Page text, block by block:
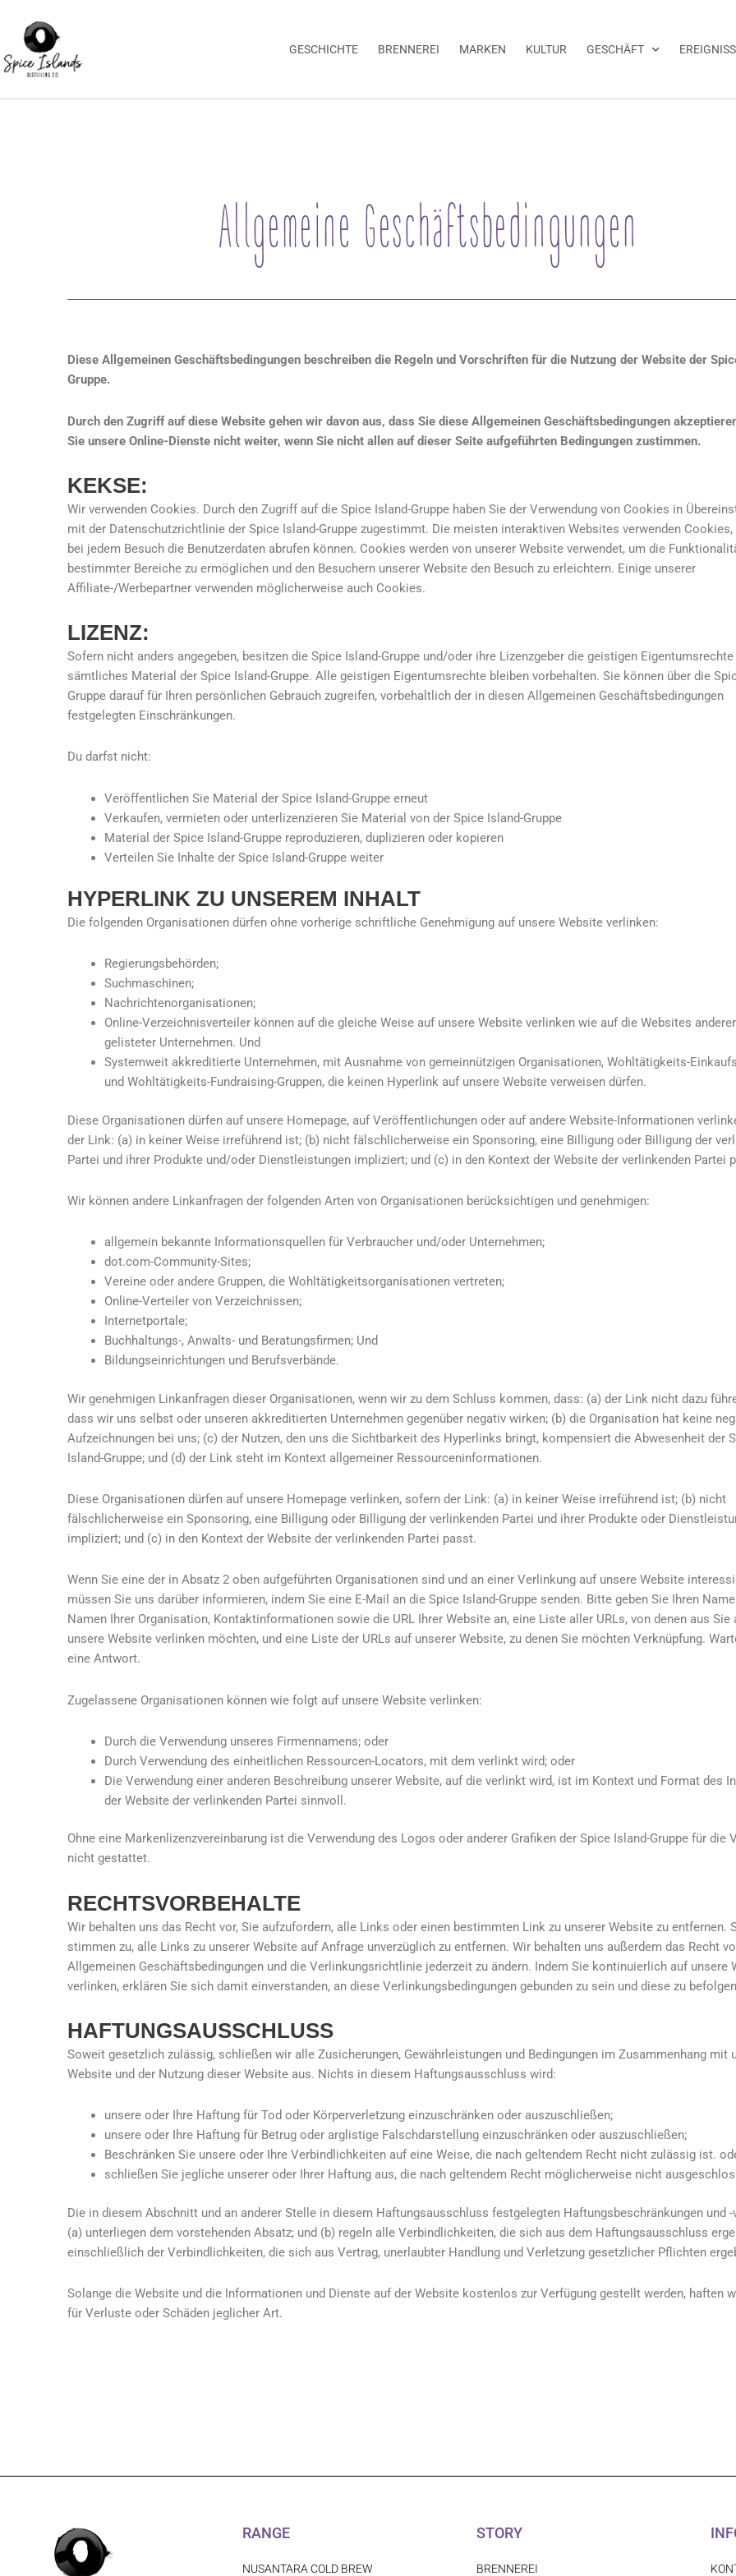
Inhalt
springen
GESCHICHTE BRENNEREI MARKEN KULTUR GESCHÄFT
Allgemeine Geschäftsbedingungen
Diese Allgemeinen Geschäftsbedingungen beschreiben die Regeln und Vorschriften für die Nutzung der Website der
Gruppe.
Durch den Zugriff auf diese Website gehen wir davon aus, dass Sie diese Allgemeinen Geschäftsbedingungen
Sie unsere Online-Dienste nicht weiter, wenn Sie nicht allen auf dieser Seite aufgeführten Bedingungen zustimmen.
KEKSE:
Wir verwenden Cookies. Durch den Zugriff auf die Spice Island-Gruppe haben Sie der Verwendung von Cookies in
mit der Datenschutzrichtlinie der Spice Island-Gruppe zugestimmt. Die meisten interaktiven Websites verwenden
bei jedem Besuch die Benutzerdaten abrufen können. Cookies werden von unserer Website verwendet, um die
bestimmter Bereiche zu ermöglichen und den Besuchern unserer Website den Besuch zu erleichtern. Einige unserer
Affiliate-/Werbepartner verwenden möglicherweise auch Cookies.
LIZENZ:
Sofern nicht anders angegeben, besitzen die Spice Island-Gruppe und/oder ihre Lizenzgeber die geistigen
sämtliches Material der Spice Island-Gruppe. Alle geistigen Eigentumsrechte bleiben vorbehalten. Sie können über die
Gruppe darauf für Ihren persönlichen Gebrauch zugreifen, vorbehaltlich der in diesen Allgemeinen Geschäftsbedingungen
festgelegten Einschränkungen.
Du darfst nicht:
Veröffentlichen Sie Material der Spice Island-Gruppe erneut
Verkaufen, vermieten oder unterlizenzieren Sie Material von der Spice Island-Gruppe
Material der Spice Island-Gruppe reproduzieren, duplizieren oder kopieren
Verteilen Sie Inhalte der Spice Island-Gruppe weiter
HYPERLINK ZU UNSEREM INHALT
Die folgenden Organisationen dürfen ohne vorherige schriftliche Genehmigung auf unsere Website verlinken:
Regierungsbehörden;
Suchmaschinen;
Nachrichtenorganisationen;
Online-Verzeichnisverteiler können auf die gleiche Weise auf unsere Website verlinken wie auf die Websites anderer
gelisteter Unternehmen. Und
Systemweit akkreditierte Unternehmen, mit Ausnahme von gemeinnützigen Organisationen, Wohltätigkeits-
und Wohltätigkeits-Fundraising-Gruppen, die keinen Hyperlink auf unsere Website verweisen dürfen.
Diese Organisationen dürfen auf unsere Homepage, auf Veröffentlichungen oder auf andere Website-Informationen
der Link: (a) in keiner Weise irreführend ist; (b) nicht fälschlicherweise ein Sponsoring, eine Billigung oder Billigung der
Partei und ihrer Produkte und/oder Dienstleistungen impliziert; und (c) in den Kontext der Website der verlinkenden Partei
Wir können andere Linkanfragen der folgenden Arten von Organisationen berücksichtigen und genehmigen:
allgemein bekannte Informationsquellen für Verbraucher und/oder Unternehmen;
dot.com-Community-Sites;
Vereine oder andere Gruppen, die Wohltätigkeitsorganisationen vertreten;
Online-Verteiler von Verzeichnissen;
Internetportale;
Buchhaltungs-, Anwalts- und Beratungsfirmen; Und
Bildungseinrichtungen und Berufsverbände.
Wir genehmigen Linkanfragen dieser Organisationen, wenn wir zu dem Schluss kommen, dass: (a) der Link nicht dazu
dass wir uns selbst oder unseren akkreditierten Unternehmen gegenüber negativ wirken; (b) die Organisation hat keine
Aufzeichnungen bei uns; (c) der Nutzen, den uns die Sichtbarkeit des Hyperlinks bringt, kompensiert die Abwesenheit der
Island-Gruppe; und (d) der Link steht im Kontext allgemeiner Ressourceninformationen.
Diese Organisationen dürfen auf unsere Homepage verlinken, sofern der Link: (a) in keiner Weise irreführend ist; (b) nicht
fälschlicherweise ein Sponsoring, eine Billigung oder Billigung der verlinkenden Partei und ihrer Produkte oder
impliziert; und (c) in den Kontext der Website der verlinkenden Partei passt.
Wenn Sie eine der in Absatz 2 oben aufgeführten Organisationen sind und an einer Verlinkung auf unsere Website
müssen Sie uns darüber informieren, indem Sie eine E-Mail an die Spice Island-Gruppe senden. Bitte geben Sie Ihren
Namen Ihrer Organisation, Kontaktinformationen sowie die URL Ihrer Website an, eine Liste aller URLs, von denen aus Sie
unsere Website verlinken möchten, und eine Liste der URLs auf unserer Website, zu denen Sie möchten Verknüpfung.
eine Antwort.
Zugelassene Organisationen können wie folgt auf unsere Website verlinken:
Durch die Verwendung unseres Firmennamens; oder
Durch Verwendung des einheitlichen Ressourcen-Locators, mit dem verlinkt wird; oder
Die Verwendung einer anderen Beschreibung unserer Website, auf die verlinkt wird, ist im Kontext und Format des
der Website der verlinkenden Partei sinnvoll.
Ohne eine Markenlizenzvereinbarung ist die Verwendung des Logos oder anderer Grafiken der Spice Island-Gruppe für die
nicht gestattet.
RECHTSVORBEHALTE
Wir behalten uns das Recht vor, Sie aufzufordern, alle Links oder einen bestimmten Link zu unserer Website zu entfernen.
stimmen zu, alle Links zu unserer Website auf Anfrage unverzüglich zu entfernen. Wir behalten uns außerdem das Recht
Allgemeinen Geschäftsbedingungen und die Verlinkungsrichtlinie jederzeit zu ändern. Indem Sie kontinuierlich auf unsere
verlinken, erklären Sie sich damit einverstanden, an diese Verlinkungsbedingungen gebunden zu sein und diese zu
HAFTUNGSAUSSCHLUSS
Soweit gesetzlich zulässig, schließen wir alle Zusicherungen, Gewährleistungen und Bedingungen im Zusammenhang mit
Website und der Nutzung dieser Website aus. Nichts in diesem Haftungsausschluss wird:
unsere oder Ihre Haftung für Tod oder Körperverletzung einzuschränken oder auszuschließen;
unsere oder Ihre Haftung für Betrug oder arglistige Falschdarstellung einzuschränken oder auszuschließen;
Beschränken Sie unsere oder Ihre Verbindlichkeiten auf eine Weise, die nach geltendem Recht nicht zulässig ist.
schließen Sie jegliche unserer oder Ihrer Haftung aus, die nach geltendem Recht möglicherweise nicht
Die in diesem Abschnitt und an anderer Stelle in diesem Haftungsausschluss festgelegten Haftungsbeschränkungen und -
(a) unterliegen dem vorstehenden Absatz; und (b) regeln alle Verbindlichkeiten, die sich aus dem Haftungsausschluss
einschließlich der Verbindlichkeiten, die sich aus Vertrag, unerlaubter Handlung und Verletzung gesetzlicher Pflichten
Solange die Website und die Informationen und Dienste auf der Website kostenlos zur Verfügung gestellt werden, haften
für Verluste oder Schäden jeglicher Art.
RANGE
NUSANTARA COLD BREW
STORY
BRENNEREI